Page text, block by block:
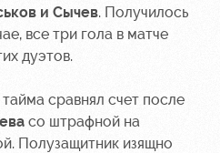
и Сычев. Получилось
все три гола в матче
дуэтов.
сравнял счет после
со штрафной на
Полузащитник изящно